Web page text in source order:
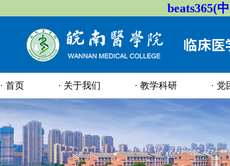
beats365(
首页 关于我们 教学科研 党